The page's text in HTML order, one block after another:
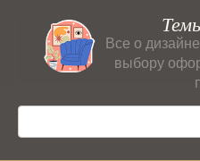
контенту
Все о
выбору
Поиск: